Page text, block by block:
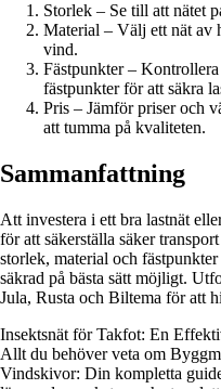
Storlek – Se till att nätet
Material – Välj ett nät av
vind.
Fästpunkter –
fästpunkter för att säkra
Pris – Jämför priser och
att tumma på kvaliteten.
Sammanfattning
Att investera i ett bra lastnät
för att säkerställa säker
storlek, material och
säkrad på bästa sätt möjligt.
Jula, Rusta och Biltema för att
Insektsnät för Takfot: En
Allt du behöver veta om
Vindskivor: Din kompletta